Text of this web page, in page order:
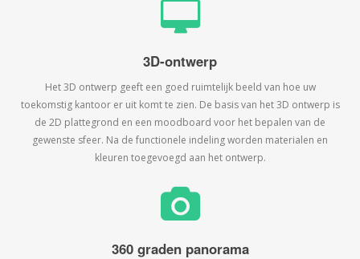
3D-ontwerp
Het 3D ontwerp geeft een goed ruimtelijk beeld van hoe uw
toekomstig kantoor er uit komt te zien. De basis van het 3D ontwerp is
de 2D plattegrond en een moodboard voor het bepalen van de
gewenste sfeer. Na de functionele indeling worden materialen en
kleuren toegevoegd aan het ontwerp.
360 graden panorama